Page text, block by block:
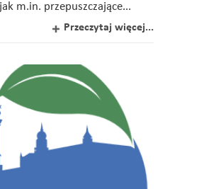
m.in. przepuszczające...
Przeczytaj więcej...